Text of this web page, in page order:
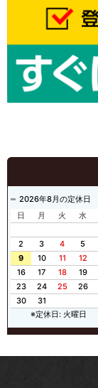
2026年8月の定休日
日
月 火 水
2
3 4 5
9
10 11 12
16
17 18 19
23
24 25 26
30
31
※定休日: 火曜日